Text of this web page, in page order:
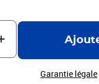
Garantie légale